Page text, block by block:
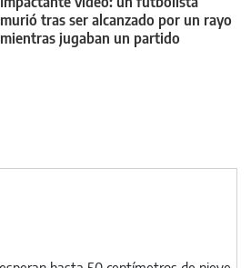
murió tras ser alcanzado por un rayo
mientras jugaban un partido